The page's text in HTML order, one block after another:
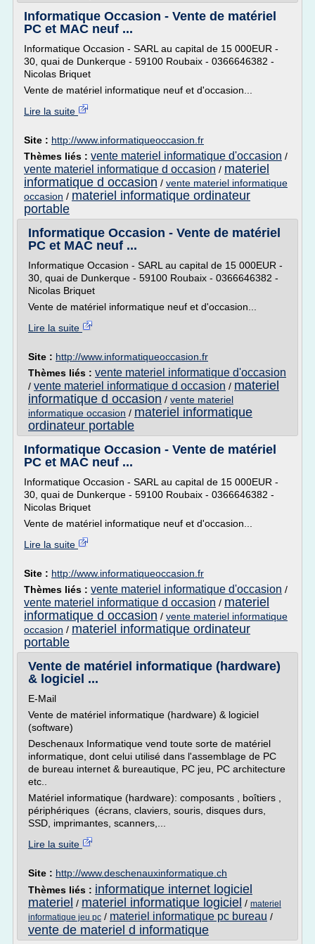
Informatique Occasion - Vente de matériel
PC et MAC neuf ...
Informatique Occasion - SARL au capital de 15 000EUR -
30, quai de Dunkerque - 59100 Roubaix - 0366646382 -
Nicolas Briquet
Vente de matériel informatique neuf et d'occasion...
Lire la suite
Site : http://www.informatiqueoccasion.fr
Thèmes liés : vente materiel informatique d'occasion /
vente materiel informatique d occasion / materiel
informatique d occasion / vente materiel informatique
occasion / materiel informatique ordinateur
portable
Informatique Occasion - Vente de matériel
PC et MAC neuf ...
Informatique Occasion - SARL au capital de 15 000EUR -
30, quai de Dunkerque - 59100 Roubaix - 0366646382 -
Nicolas Briquet
Vente de matériel informatique neuf et d'occasion...
Lire la suite
Site : http://www.informatiqueoccasion.fr
Thèmes liés : vente materiel informatique d'occasion
/ vente materiel informatique d occasion / materiel
informatique d occasion / vente materiel
informatique occasion / materiel informatique
ordinateur portable
Informatique Occasion - Vente de matériel
PC et MAC neuf ...
Informatique Occasion - SARL au capital de 15 000EUR -
30, quai de Dunkerque - 59100 Roubaix - 0366646382 -
Nicolas Briquet
Vente de matériel informatique neuf et d'occasion...
Lire la suite
Site : http://www.informatiqueoccasion.fr
Thèmes liés : vente materiel informatique d'occasion /
vente materiel informatique d occasion / materiel
informatique d occasion / vente materiel informatique
occasion / materiel informatique ordinateur
portable
Vente de matériel informatique (hardware)
& logiciel ...
E-Mail
Vente de matériel informatique (hardware) & logiciel
(software)
Deschenaux Informatique vend toute sorte de matériel
informatique, dont celui utilisé dans l'assemblage de PC
de bureau internet & bureautique, PC jeu, PC architecture
etc..
Matériel informatique (hardware): composants , boîtiers ,
périphériques (écrans, claviers, souris, disques durs,
SSD, imprimantes, scanners,...
Lire la suite
Site : http://www.deschenauxinformatique.ch
Thèmes liés : informatique internet logiciel
materiel / materiel informatique logiciel / materiel
informatique jeu pc / materiel informatique pc bureau /
vente de materiel d informatique